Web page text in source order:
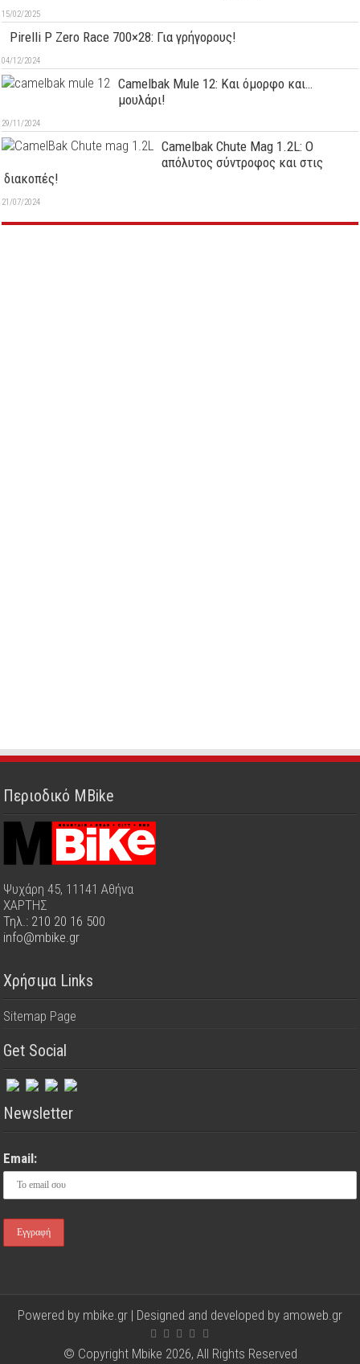
15/02/2025
Pirelli P Zero Race 700×28: Για γρήγορους!
04/12/2024
Camelbak Mule 12: Kαι όμορφο και…
μουλάρι!
29/11/2024
Camelbak Chute Mag 1.2L: Ο
απόλυτος σύντροφος και στις
διακοπές!
21/07/2024
Περιοδικό MBike
Ψυχάρη 45, 11141 Αθήνα
ΧΑΡΤΗΣ
Τηλ.: 210 20 16 500
info@mbike.gr
Χρήσιμα Links
Sitemap Page
Get Social
Newsletter
Email:
Powered by mbike.gr | Designed and developed by amoweb.gr
© Copyright Mbike 2026, All Rights Reserved